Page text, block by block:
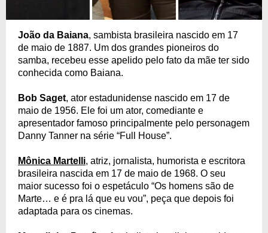
João da Baiana, sambista brasileira nascido em 17
de maio de 1887. Um dos grandes pioneiros do
samba, recebeu esse apelido pelo fato da mãe ter sido
conhecida como Baiana.
Bob Saget, ator estadunidense nascido em 17 de
maio de 1956. Ele foi um ator, comediante e
apresentador famoso principalmente pelo personagem
Danny Tanner na série “Full House”.
Mônica Martelli, atriz, jornalista, humorista e escritora
brasileira nascida em 17 de maio de 1968. O seu
maior sucesso foi o espetáculo “Os homens são de
Marte… e é pra lá que eu vou”, peça que depois foi
adaptada para os cinemas.